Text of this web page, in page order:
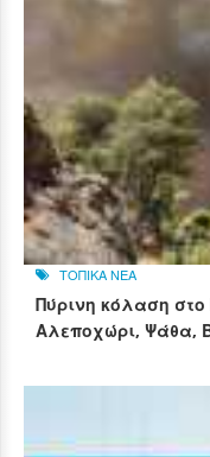
ΤΟΠΙΚΑ ΝΕΑ
Πύρινη κόλαση στο
Αλεποχώρι, Ψάθα,